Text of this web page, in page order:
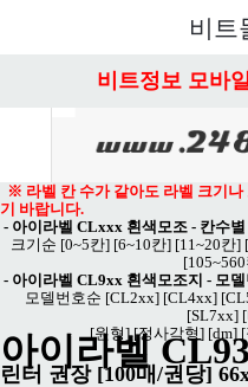
비트
비트정보 모바
※ 라벨 칸 수가 같아도 라벨 크기
기 바랍니다.
- 아이라벨 CLxxx 흰색모조 - 칸수
크기순 [0~5칸] [6~10칸] [11~20칸]
- 아이라벨 CL9xx 흰색모조지 - 모
모델번호순 [CL2xx] [CL4xx]
[SL7xx]
[원형] [정사각형] [dm]
아이라벨
린터 권장 [100매/권당]